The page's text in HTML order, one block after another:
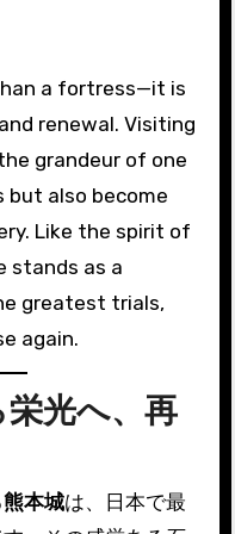
a fortress—it is
renewal. Visiting
grandeur of one
but also become
Like the spirit of
stands as a
greatest trials,
again.
光へ、再
熊本城は、日本で最